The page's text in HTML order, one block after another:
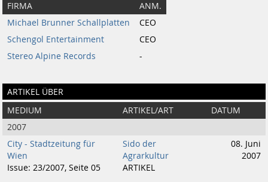
FIRMA
ANM.
Michael Brunner Schallplatten
CEO
Schengol Entertainment
CEO
Stereo Alpine Records
-
ARTIKEL ÜBER
MEDIUM ARTIKEL/ART
DATUM
2007
City - Stadtzeitung für
Wien
Issue: 23/2007, Seite 05
Sido der
Agrarkultur
ARTIKEL
08. Juni
2007